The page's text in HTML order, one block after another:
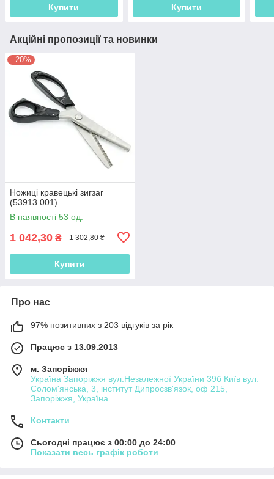
Купити Купити
Акційні пропозиції та новинки
–20%
Ножиці кравецькі зигзаг
(53913.001)
В наявності 53 од.
1 042,30 ₴ 1 302,80 ₴
Купити
Про нас
97% позитивних з 203 відгуків за рік
Працює з 13.09.2013
м. Запоріжжя
Україна Запоріжжя вул.Незалежної України 39б Київ вул.
Солом'янська, 3, інститут Дипросзв'язок, оф 215,
Запоріжжя, Україна
Контакти
Сьогодні працює з 00:00 до 24:00
Показати весь графік роботи